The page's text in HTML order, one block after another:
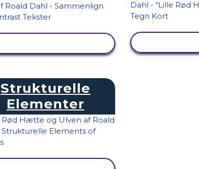
Strukturelle
Elementer